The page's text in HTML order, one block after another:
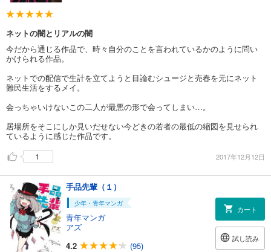
ネットの闇とリアルの闇
今だから通じる作品で、時々自分のことを言われているかのように問い
かけられる作品。
ネットでの配信で生計を立てようと目論むシュージと売春を元にネット
難民生活をするメイ。
会っちゃいけないこの二人が最悪の形で会ってしまい…。
居場所をそこにしか見いだせない今どきの若者の最低の縮図を見せられ
ているように感じた作品です。
1
2017年12月12日
手品先輩（１）
少年・青年マンガ
青年マンガ
アズ
4.2
(95)
カート
試し読み